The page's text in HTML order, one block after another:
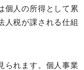
個人の所得として累
人税が課される仕組
られます。個人事業